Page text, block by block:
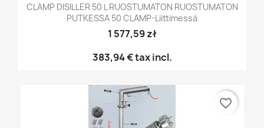
CLAMP DISILLER 50 L RUOSTUMATON RUOSTUMATON
PUTKESSA 50 CLAMP-Liittimessä
1 577,59 zł
383,94 €tax incl.
favorite_border